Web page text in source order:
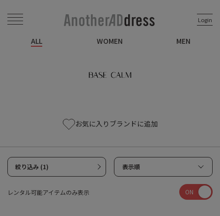
Login
ALL WOMEN MEN
お気に入りブランドに追加
絞り込み (1) 表示順
レンタル可能アイテムのみ表示 ON